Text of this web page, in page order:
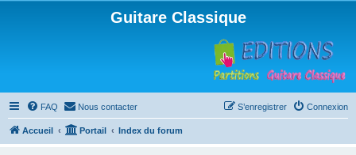
Guitare Classique
FAQ Nous contacter Connexion
S’enregistrer
Accueil Portail Index du forum